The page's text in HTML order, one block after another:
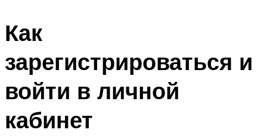
Как
зарегистрироваться и
войти в личной
кабинет